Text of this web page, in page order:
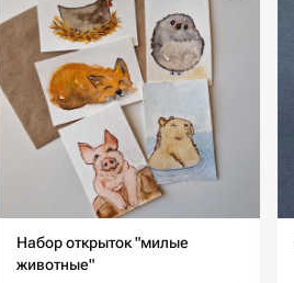
Набор открыток "милые
животные"